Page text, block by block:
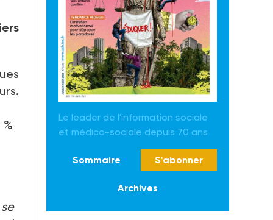
Le leader de l'information sociale
et médico-sociale depuis 70 ans
Sommaire S'abonner
Archives